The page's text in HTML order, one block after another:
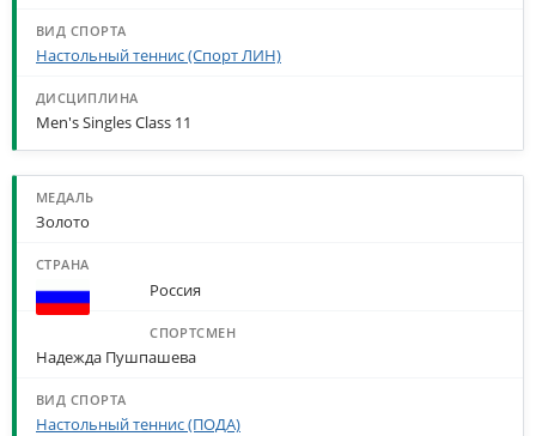
Настольный теннис (Спорт ЛИН)
Men's Singles Class 11
Золото
Россия
Надежда Пушпашева
Настольный теннис (ПОДА)